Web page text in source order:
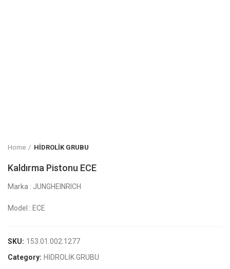
Home HİDROLİK GRUBU
Kaldırma Pistonu ECE
Marka : JUNGHEINRICH
Model : ECE
SKU: 153.01.002.1277
Category: HİDROLİK GRUBU